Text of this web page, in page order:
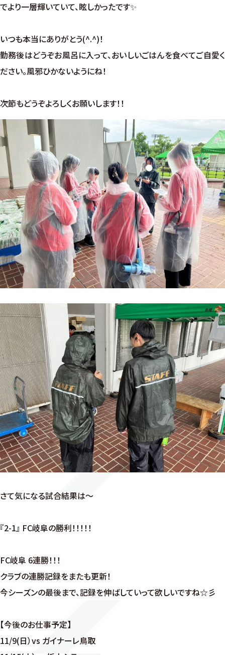
でより一層輝いていて、眩しかったです✨
いつも本当にありがとう(^.^)！
勤務後はどうぞお風呂に入って、おいしいごはんを食べてご自愛く
ださい。風邪ひかないようにね！
次節もどうぞよろしくお願いします！！
さて気になる試合結果は～
『2-1』 FC岐阜の勝利！！！！！
FC岐阜 6連勝！！！
クラブの連勝記録をまたも更新！
今シーズンの最後まで、記録を伸ばしていって欲しいですね☆彡
【今後のお仕事予定】
11/9(日）vs ガイナーレ鳥取